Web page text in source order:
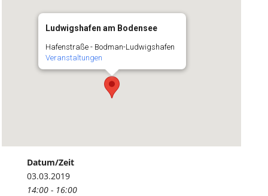
Ludwigshafen am Bodensee
Hafenstraße - Bodman-Ludwigshafen
Veranstaltungen
Datum/Zeit
03.03.2019
14:00 - 16:00